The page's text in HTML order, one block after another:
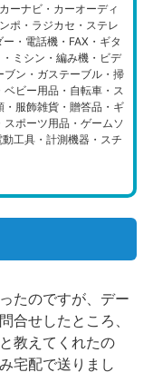
ーナビ・カーオーディ
ポ・ラジカセ・ステレ
・電話機・FAX・ギタ
ミシン・編み機・ビデ
ブン・ガステーブル・掃
ビー用品・自転車・ス
・服飾雑貨・贈答品・ギ
ポーツ用品・ゲームソ
工具・計測機器・スチ
たのですが、デー
合せしたところ、
教えてくれたの
宅配で送りまし